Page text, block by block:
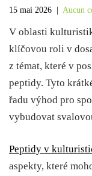
15 mai 2026 Aucun
V oblasti
klíčovou roli v
z témat, které v
peptidy. Tyto
řadu výhod pro
vybudovat
Peptidy v
aspekty, které